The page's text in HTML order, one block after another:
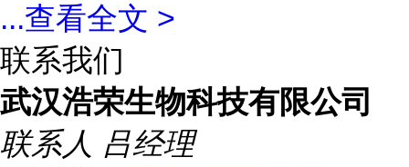
...查看全文 >
联系我们
武汉浩荣生物科技有限公司
联系人 吕经理